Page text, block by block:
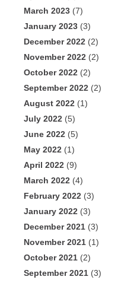
March 2023 (7)
January 2023 (3)
December 2022 (2)
November 2022 (2)
October 2022 (2)
September 2022 (2)
August 2022 (1)
July 2022 (5)
June 2022 (5)
May 2022 (1)
April 2022 (9)
March 2022 (4)
February 2022 (3)
January 2022 (3)
December 2021 (3)
November 2021 (1)
October 2021 (2)
September 2021 (3)